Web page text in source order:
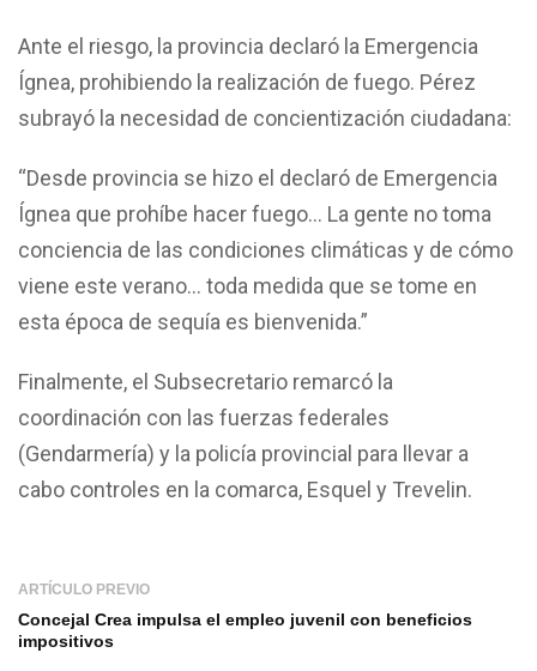
Ante el riesgo, la provincia declaró la Emergencia
Ígnea, prohibiendo la realización de fuego. Pérez
subrayó la necesidad de concientización ciudadana:
“Desde provincia se hizo el declaró de Emergencia
Ígnea que prohíbe hacer fuego… La gente no toma
conciencia de las condiciones climáticas y de cómo
viene este verano… toda medida que se tome en
esta época de sequía es bienvenida.”
Finalmente, el Subsecretario remarcó la
coordinación con las fuerzas federales
(Gendarmería) y la policía provincial para llevar a
cabo controles en la comarca, Esquel y Trevelin.
ARTÍCULO PREVIO
Concejal Crea impulsa el empleo juvenil con beneficios
impositivos